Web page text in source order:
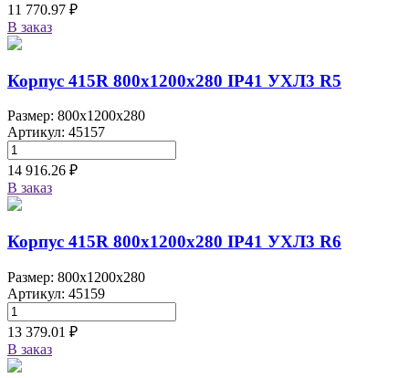
11 770.97 ₽
В заказ
Корпус 415R 800х1200х280 IP41 УХЛ3 R5
Размер: 800x1200x280
Артикул: 45157
14 916.26 ₽
В заказ
Корпус 415R 800х1200х280 IP41 УХЛ3 R6
Размер: 800x1200x280
Артикул: 45159
13 379.01 ₽
В заказ